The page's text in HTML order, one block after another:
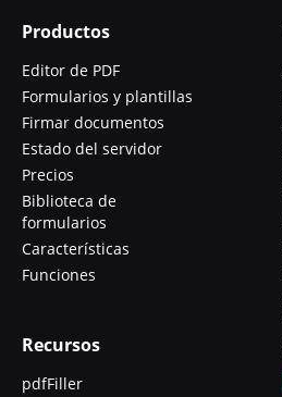
Productos
Editor de PDF
Formularios y plantillas
Firmar documentos
Estado del servidor
Precios
Biblioteca de
formularios
Características
Funciones
Recursos
pdfFiller